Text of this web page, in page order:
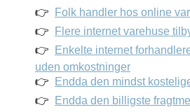
Folk handler hos online
Flere internet varehuse
Enkelte internet
uden omkostninger
Endda den mindst
Endda den billigste